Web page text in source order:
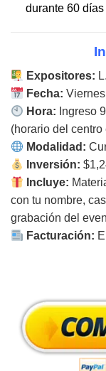
durante 60
Expositores:
Fecha:
Hora: Ingreso
(horario del centro
Modalidad:
Inversión:
Incluye:
con tu nombre,
grabación del
Facturación: